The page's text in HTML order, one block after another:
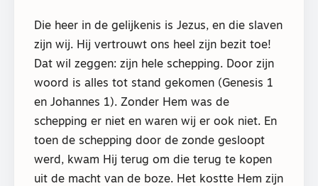
Die heer in de gelijkenis is Jezus, en die slaven
zijn wij. Hij vertrouwt ons heel zijn bezit toe!
Dat wil zeggen: zijn hele schepping. Door zijn
woord is alles tot stand gekomen (Genesis 1
en Johannes 1). Zonder Hem was de
schepping er niet en waren wij er ook niet. En
toen de schepping door de zonde gesloopt
werd, kwam Hij terug om die terug te kopen
uit de macht van de boze. Het kostte Hem zijn